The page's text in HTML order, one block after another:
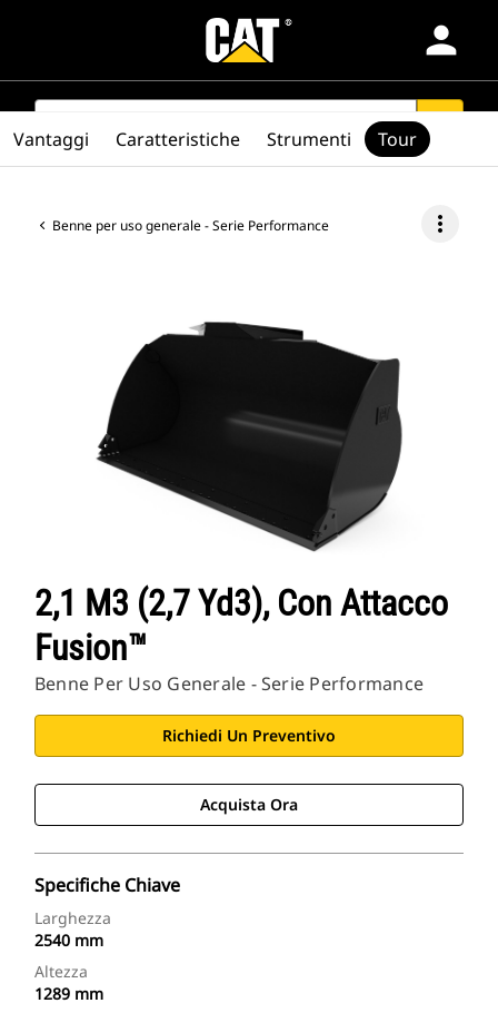
person
SEARCH search
Prodotti
Settori
Servizi E Assistenza
Trova Dealer
Europe-Italiano
Benne per uso generale - Serie Performance more_vert
2,1 M3 (2,7 Yd3), Con Attacco
Fusion™
Benne Per Uso Generale - Serie Performance
Richiedi Un Preventivo
Acquista Ora
Specifiche Chiave
Larghezza
2540 mm
Altezza
1289 mm
Vantaggi Caratteristiche Strumenti Tour